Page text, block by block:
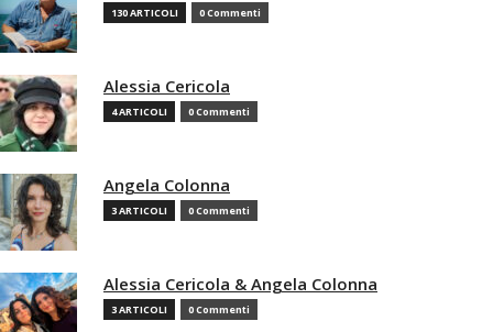
130 ARTICOLI 0 Commenti
Alessia Cericola
4 ARTICOLI 0 Commenti
Angela Colonna
3 ARTICOLI 0 Commenti
Alessia Cericola & Angela Colonna
3 ARTICOLI 0 Commenti